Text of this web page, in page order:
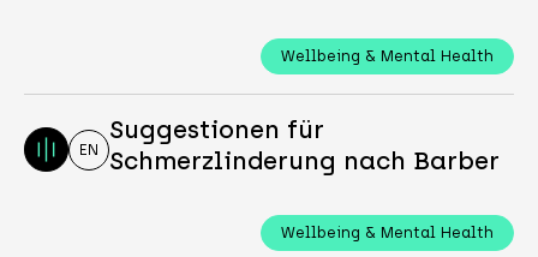
Wellbeing & Mental Health
EN
Suggestionen für
Schmerzlinderung nach Barber
Wellbeing & Mental Health